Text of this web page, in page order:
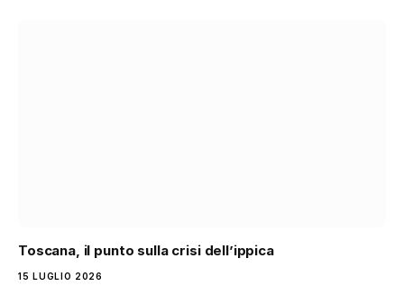
Toscana, il punto sulla crisi dell’ippica
15 LUGLIO 2026